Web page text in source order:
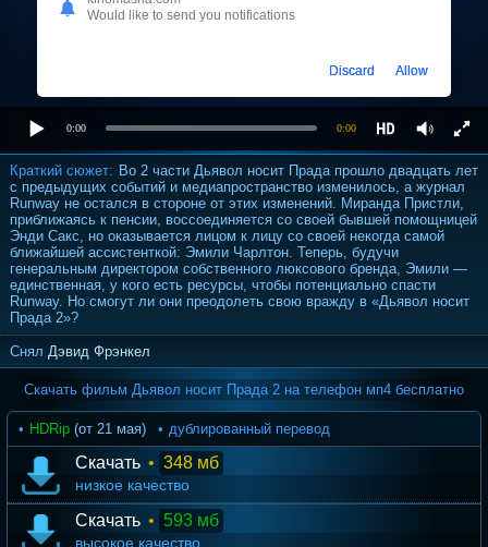
0:00 0:00
Краткий сюжет: Во 2 части Дьявол носит Прада прошло двадцать лет
с предыдущих событий и медиапространство изменилось, а журнал
Runway не остался в стороне от этих изменений. Миранда Пристли,
приближаясь к пенсии, воссоединяется со своей бывшей помощницей
Энди Сакс, но оказывается лицом к лицу со своей некогда самой
ближайшей ассистенткой: Эмили Чарлтон. Теперь, будучи
генеральным директором собственного люксового бренда, Эмили —
единственная, у кого есть ресурсы, чтобы потенциально спасти
Runway. Но смогут ли они преодолеть свою вражду в «Дьявол носит
Прада 2»?
Снял Дэвид Фрэнкел
Скачать фильм Дьявол носит Прада 2 на телефон мп4 бесплатно
HDRip (от 21 мая) дублированный перевод
Скачать • 348 мб
низкое качество
Скачать • 593 мб
высокое качество
Would like to send you notifications
Discard Allow